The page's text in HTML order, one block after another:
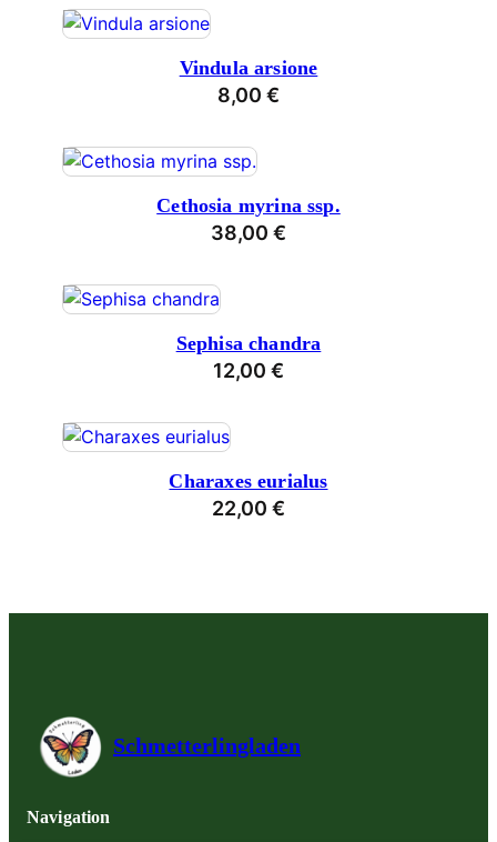
Vindula arsione
8,00 €
Cethosia myrina ssp.
38,00 €
Sephisa chandra
12,00 €
Charaxes eurialus
22,00 €
Schmetterlingladen
Navigation